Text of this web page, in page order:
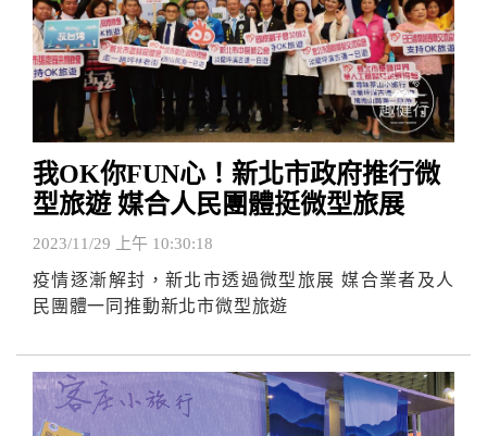
我OK你FUN心！新北市政府推行微
型旅遊 媒合人民團體挺微型旅展
2023/11/29 上午 10:30:18
疫情逐漸解封，新北市透過微型旅展 媒合業者及人
民團體一同推動新北市微型旅遊